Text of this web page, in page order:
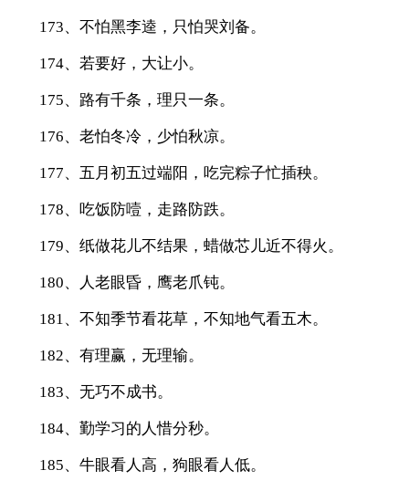
173、不怕黑李逵，只怕哭刘备。
174、若要好，大让小。
175、路有千条，理只一条。
176、老怕冬冷，少怕秋凉。
177、五月初五过端阳，吃完粽子忙插秧。
178、吃饭防噎，走路防跌。
179、纸做花儿不结果，蜡做芯儿近不得火。
180、人老眼昏，鹰老爪钝。
181、不知季节看花草，不知地气看五木。
182、有理赢，无理输。
183、无巧不成书。
184、勤学习的人惜分秒。
185、牛眼看人高，狗眼看人低。